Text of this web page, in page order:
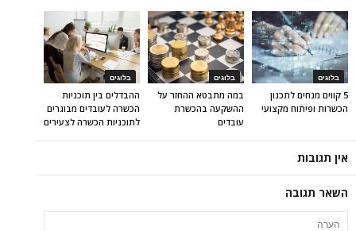
בלוגים
ההבדלים בין תוכניות
הכשרה לעובדים מבוגרים
לתוכניות הכשרה לצעירים
בלוגים
במה מתבטא ההחזר על
ההשקעה בהכשרת
עובדים
בלוגים
5 קווים מנחים לתכנון
הכשרות ופיתוח מקצועי
אין תגובות
השאר תגובה